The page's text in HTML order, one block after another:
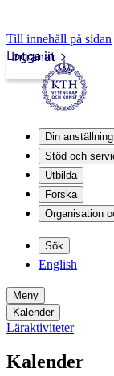
Till innehåll på sidan
Intranät
Logga in
Din anställning
Stöd och
Utbilda
Forska
Organisation
Sök
English
Meny
Kalender
Läraktiviteter
Kalender